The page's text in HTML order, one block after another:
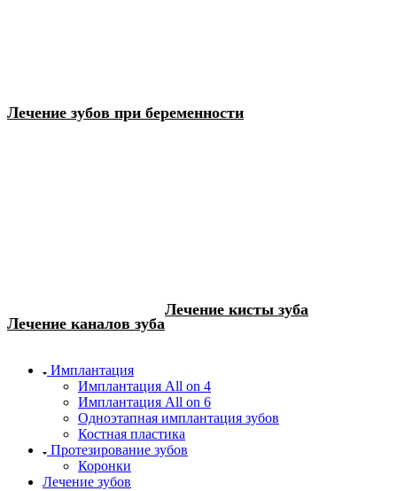
Лечение зубов при беременности
Лечение каналов зуба
Лечение кисты зуба
Имплантация
Имплантация All on 4
Имплантация All on 6
Одноэтапная имплантация зубов
Костная пластика
Протезирование зубов
Коронки
Лечение зубов